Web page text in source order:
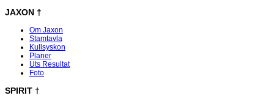
JAXON †
Om Jaxon
Stamtavla
Kullsyskon
Planer
Uts Resultat
Foto
SPIRIT †